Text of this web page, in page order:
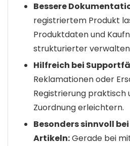
Bessere
registriertem Produkt
Produktdaten und
strukturierter
Hilfreich bei
Reklamationen oder
Registrierung praktisch
Zuordnung erleichtern.
Besonders sinnvoll
Artikeln:Gerade bei